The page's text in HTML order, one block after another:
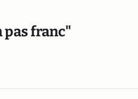
pas franc"